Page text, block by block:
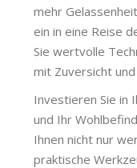
mehr
ein in eine Reise
Sie wertvolle
mit Zuversicht
Investieren Sie in
und Ihr
Ihnen nicht nur
praktische